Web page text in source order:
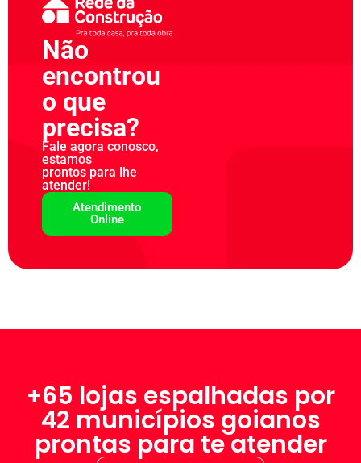
Não
encontrou
o que
precisa?
Fale agora conosco,
estamos
prontos para lhe
atender!
Atendimento
Online
+65 lojas espalhadas por
42 municípios goianos
prontas para te atender